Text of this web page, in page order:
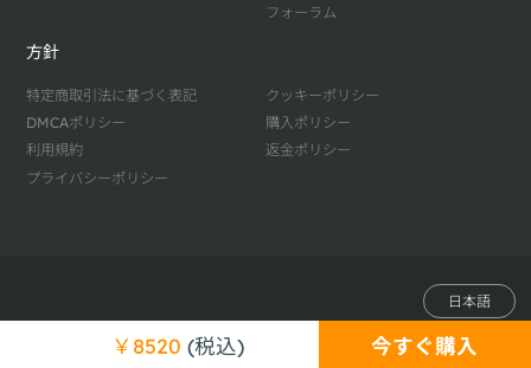
￥8520 (税込) 今すぐ購入
フォーラム
方針
特定商取引法に基づく表記
DMCAポリシー
利用規約
プライバシーポリシー
クッキーポリシー
購入ポリシー
返金ポリシー
©2019-2026 StreamFab.jp All Rights Reserved.
日本語